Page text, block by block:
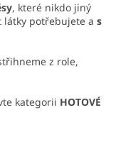
, které nikdo jiný
látky potřebujete a s
z role,
kategorii HOTOVÉ